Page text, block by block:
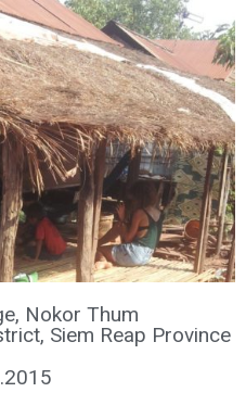
Nokor Thum
Siem Reap Province